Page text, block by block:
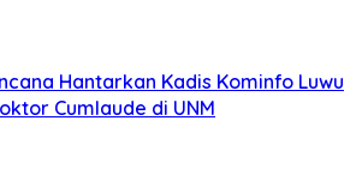
Hantarkan Kadis Kominfo Luwu
Cumlaude di UNM